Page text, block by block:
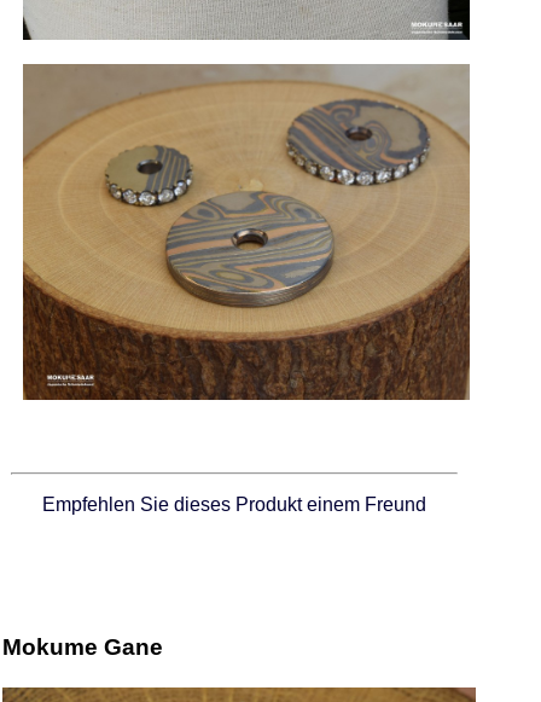
Empfehlen Sie dieses Produkt einem Freund
Mokume Gane